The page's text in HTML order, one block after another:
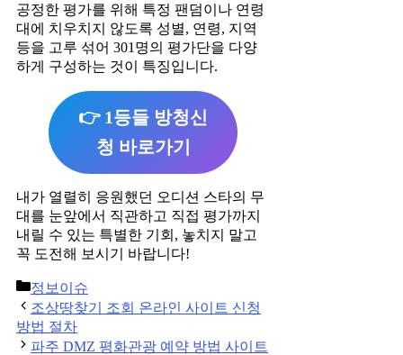
공정한 평가를 위해 특정 팬덤이나 연령
대에 치우치지 않도록 성별, 연령, 지역
등을 고루 섞어 301명의 평가단을 다양
하게 구성하는 것이 특징입니다.
👉 1등들 방청신
청 바로가기
내가 열렬히 응원했던 오디션 스타의 무
대를 눈앞에서 직관하고 직접 평가까지
내릴 수 있는 특별한 기회, 놓치지 말고
꼭 도전해 보시기 바랍니다!
Categories
정보이슈
Post
navigation
조상땅찾기 조회 온라인 사이트 신청
방법 절차
파주 DMZ 평화관광 예약 방법 사이트